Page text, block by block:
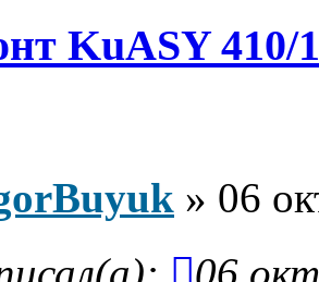
KuASY 410/
» 06
06